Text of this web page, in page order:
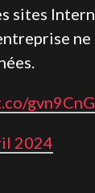
sites
2024